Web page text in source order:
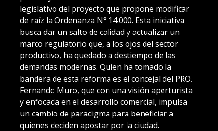
legislativo del proyecto que propone modificar
de raíz la Ordenanza N° 14.000. Esta iniciativa
busca dar un salto de calidad y actualizar un
marco regulatorio que, a los ojos del sector
productivo, ha quedado a destiempo de las
demandas modernas. Quien ha tomado la
bandera de esta reforma es el concejal del PRO,
Fernando Muro, que con una visión aperturista
y enfocada en el desarrollo comercial, impulsa
un cambio de paradigma para beneficiar a
quienes deciden apostar por la ciudad.